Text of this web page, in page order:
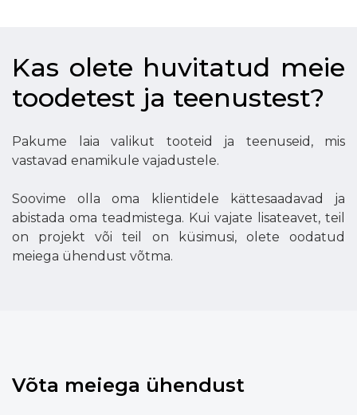
Kas olete huvitatud meie
toodetest ja teenustest?
Pakume laia valikut tooteid ja teenuseid, mis
vastavad enamikule vajadustele.
Soovime olla oma klientidele kättesaadavad ja
abistada oma teadmistega. Kui vajate lisateavet, teil
on projekt või teil on küsimusi, olete oodatud
meiega ühendust võtma.
Võta meiega ühendust